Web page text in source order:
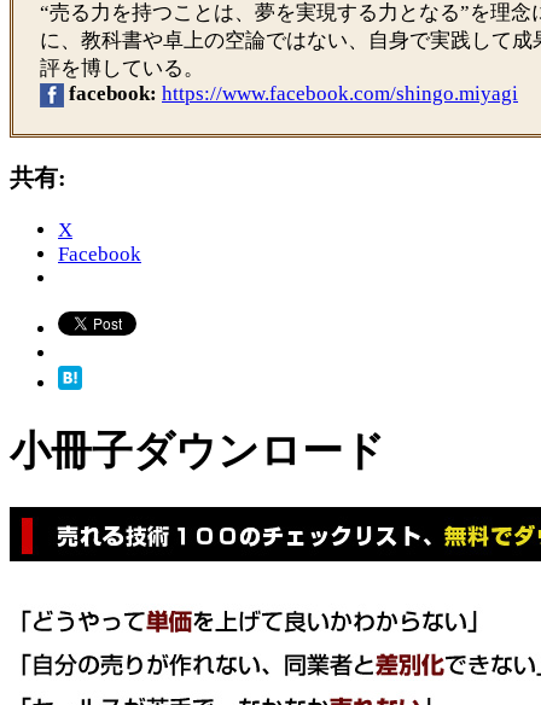
“売る力を持つことは、夢を実現する力となる”を理
に、教科書や卓上の空論ではない、自身で実践して
評を博している。
facebook: https://www.facebook.com/shingo.miyagi
共有:
X
Facebook
小冊子ダウンロード